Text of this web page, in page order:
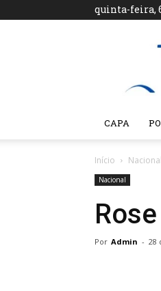
quinta-feira,
CAPA
Início Nacional
Nacional
Por Admin - 28